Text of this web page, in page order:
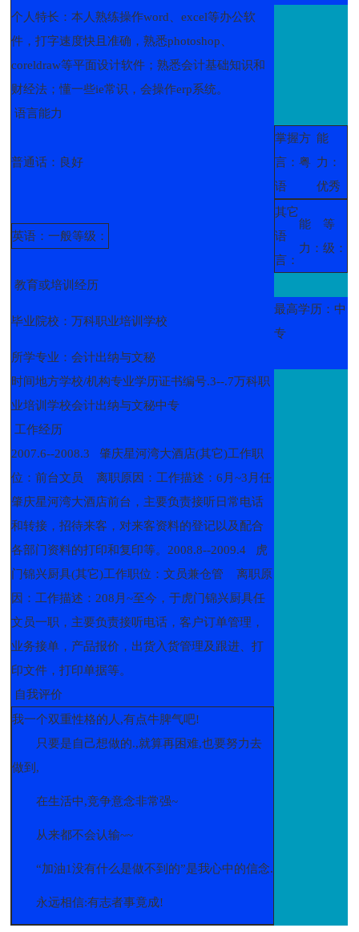
个人特长：本人熟练操作word、excel等办公软
件，打字速度快且准确，熟悉photoshop、
coreldraw等平面设计软件；熟悉会计基础知识和
财经法；懂一些ie常识，会操作erp系统。
语言能力
普通话：良好
掌握方
言：粤
语
能
力：
优秀
英语：一般等级：
其它
语
言：
能
力：
等
级：
教育或培训经历
毕业院校：万科职业培训学校
最高学历：中
专
所学专业：会计出纳与文秘
时间地方学校/机构专业学历证书编号.3--.7万科职
业培训学校会计出纳与文秘中专
工作经历
2007.6--2008.3 肇庆星河湾大酒店(其它)工作职
位：前台文员 离职原因：工作描述：6月~3月任
肇庆星河湾大酒店前台，主要负责接听日常电话
和转接，招待来客，对来客资料的登记以及配合
各部门资料的打印和复印等。2008.8--2009.4 虎
门锦兴厨具(其它)工作职位：文员兼仓管 离职原
因：工作描述：208月~至今，于虎门锦兴厨具任
文员一职，主要负责接听电话，客户订单管理，
业务接单，产品报价，出货入货管理及跟进、打
印文件，打印单据等。
自我评价
我一个双重性格的人,有点牛脾气吧!
只要是自己想做的.,就算再困难,也要努力去
做到,
在生活中,竞争意念非常强~
从来都不会认输~~
“加油1没有什么是做不到的”是我心中的信念.
永远相信:有志者事竟成!